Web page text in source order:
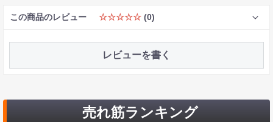
この商品のレビュー ☆☆☆☆☆ (0)
レビューを書く
売れ筋ランキング